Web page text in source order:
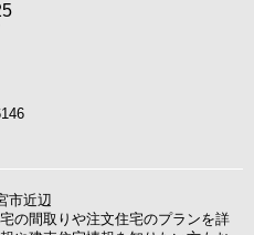
市近辺
の間取りや注文住宅のプランを詳